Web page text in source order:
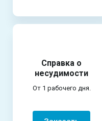
Справка о
несудимости
От 1 рабочего дня.